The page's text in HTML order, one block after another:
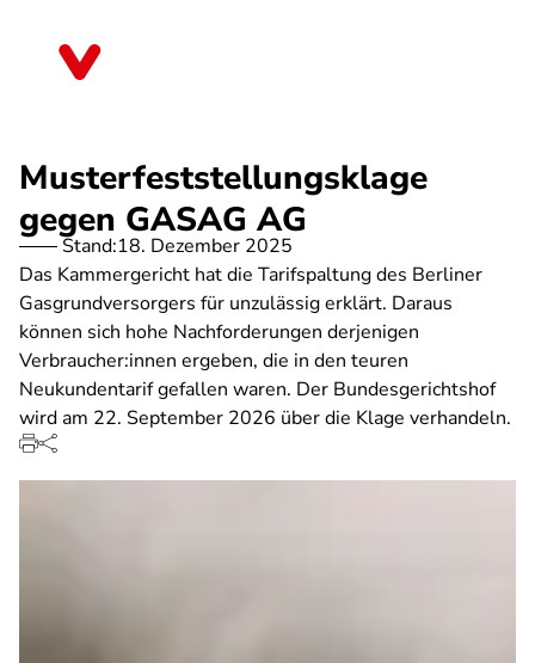
Musterfeststellungsklage
gegen GASAG AG
Stand:18. Dezember 2025
Das Kammergericht hat die Tarifspaltung des Berliner
Gasgrundversorgers für unzulässig erklärt. Daraus
können sich hohe Nachforderungen derjenigen
Verbraucher:innen ergeben, die in den teuren
Neukundentarif gefallen waren. Der Bundesgerichtshof
wird am 22. September 2026 über die Klage verhandeln.